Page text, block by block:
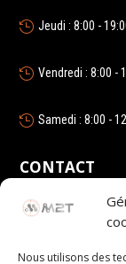
Nous utilisons des
 Jeudi : 8:00 -
 Vendredi : 8:00 -
 Samedi : 8:00 -
CONTACT

Email